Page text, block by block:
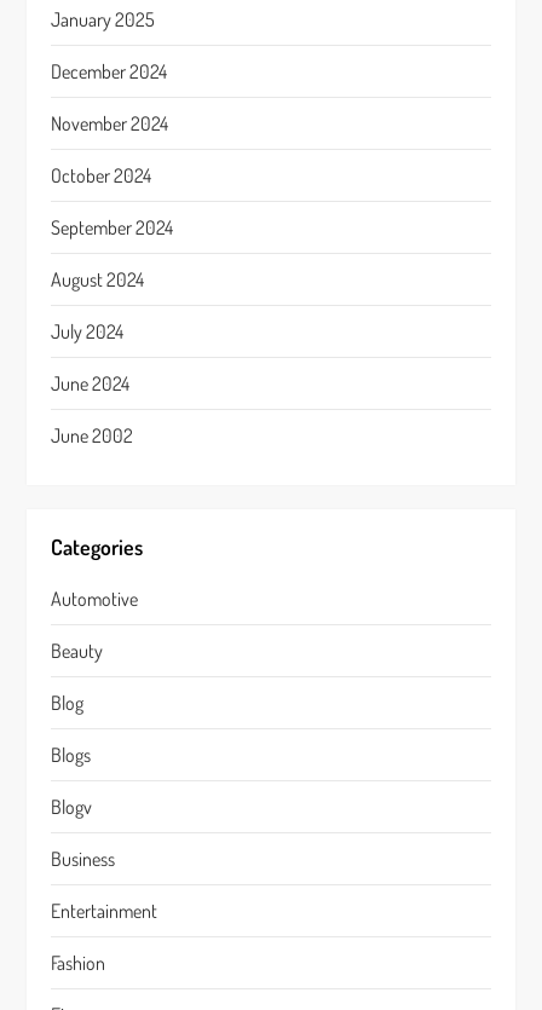
January 2025
December 2024
November 2024
October 2024
September 2024
August 2024
July 2024
June 2024
June 2002
Categories
Automotive
Beauty
Blog
Blogs
Blogv
Business
Entertainment
Fashion